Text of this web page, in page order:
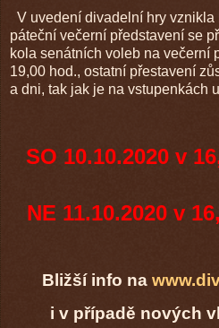
V uvedení divadelní hry vznikla
páteční večerní představení se
kola senátních voleb na večerní
19,00 hod., ostatní přestavení
a dni, tak jak je na vstupenkách
SO 10.10.2020 v
NE 11.10.2020 v
Bližší info na
i v případě nových